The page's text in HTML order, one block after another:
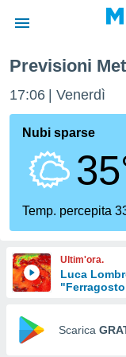
di
per
le
di
Web
Previsioni
17:06 Venerdì
Nubi sparse
Temp. percepita
Ultim'ora.
Luca
Scarica